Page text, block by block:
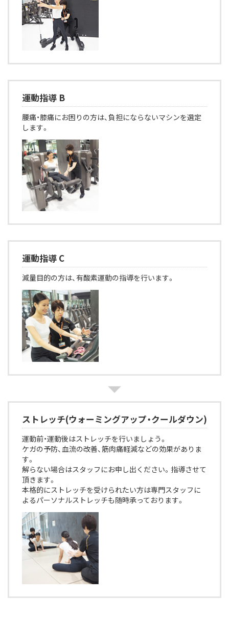
運動指導 B
腰痛・膝痛にお困りの方は、負担にならないマシンを選定
します。
運動指導 C
減量目的の方は、有酸素運動の指導を行います。
ストレッチ(ウォーミングアップ・クールダウン)
運動前・運動後はストレッチを行いましょう。
ケガの予防、血流の改善、筋肉痛軽減などの効果がありま
す。
解らない場合はスタッフにお申し出ください。指導させて
頂きます。
本格的にストレッチを受けられたい方は専門スタッフに
よるパーソナルストレッチも随時承っております。